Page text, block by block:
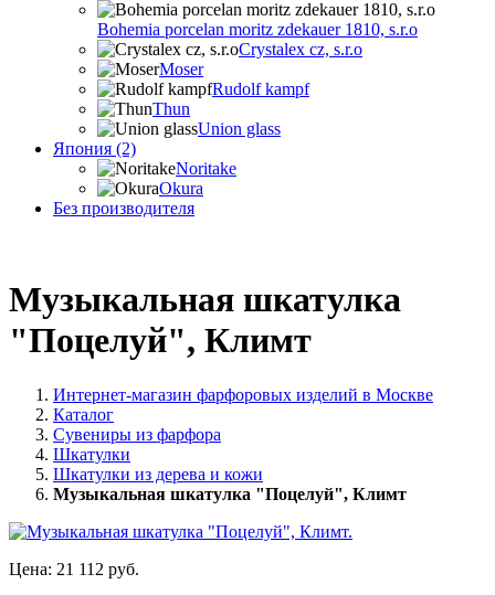
Bohemia porcelan moritz zdekauer 1810, s.r.o
Crystalex cz, s.r.o
Moser
Rudolf kampf
Thun
Union glass
Япония (2)
Noritake
Okura
Без производителя
Музыкальная шкатулка
"Поцелуй", Климт
Интернет-магазин фарфоровых изделий в Москве
Каталог
Сувениры из фарфора
Шкатулки
Шкатулки из дерева и кожи
Музыкальная шкатулка "Поцелуй", Климт
Цена: 21 112 руб.